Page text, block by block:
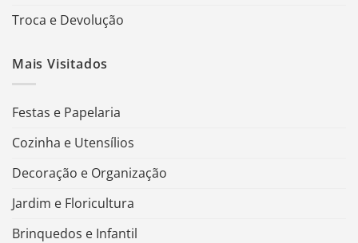
Troca e Devolução
Mais Visitados
Festas e Papelaria
Cozinha e Utensílios
Decoração e Organização
Jardim e Floricultura
Brinquedos e Infantil